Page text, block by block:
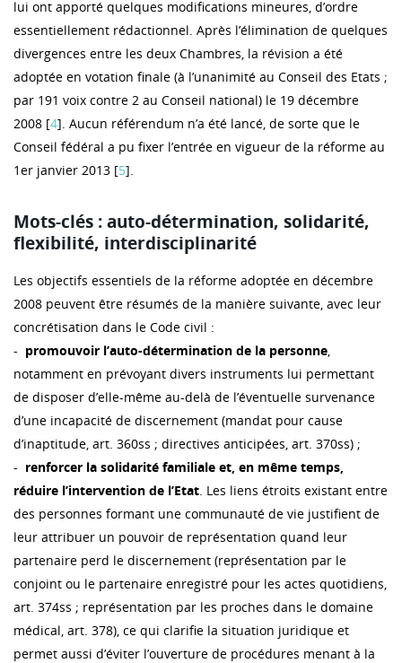
lui ont apporté quelques modifications mineures, d’ordre
essentiellement rédactionnel. Après l’élimination de quelques
divergences entre les deux Chambres, la révision a été
adoptée en votation finale (à l’unanimité au Conseil des Etats ;
par 191 voix contre 2 au Conseil national) le 19 décembre
2008 [4]. Aucun référendum n’a été lancé, de sorte que le
Conseil fédéral a pu fixer l’entrée en vigueur de la réforme au
1er janvier 2013 [5].
Mots-clés : auto-détermination, solidarité,
flexibilité, interdisciplinarité
Les objectifs essentiels de la réforme adoptée en décembre
2008 peuvent être résumés de la manière suivante, avec leur
concrétisation dans le Code civil :
- promouvoir l’auto-détermination de la personne,
notamment en prévoyant divers instruments lui permettant
de disposer d’elle-même au-delà de l’éventuelle survenance
d’une incapacité de discernement (mandat pour cause
d’inaptitude, art. 360ss ; directives anticipées, art. 370ss) ;
- renforcer la solidarité familiale et, en même temps,
réduire l’intervention de l’Etat. Les liens étroits existant entre
des personnes formant une communauté de vie justifient de
leur attribuer un pouvoir de représentation quand leur
partenaire perd le discernement (représentation par le
conjoint ou le partenaire enregistré pour les actes quotidiens,
art. 374ss ; représentation par les proches dans le domaine
médical, art. 378), ce qui clarifie la situation juridique et
permet aussi d’éviter l’ouverture de procédures menant à la